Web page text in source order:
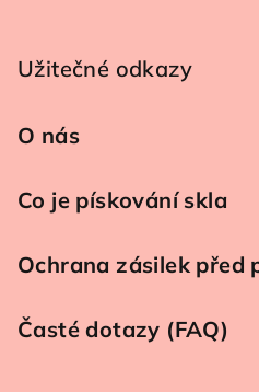
Užitečné odkazy
O nás
Co je pískování skla
Ochrana zásilek před
Časté dotazy (FAQ)